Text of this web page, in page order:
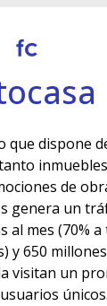
que dispone
de
genera un
al mes (70% a
y 650
visitan un
únicos.